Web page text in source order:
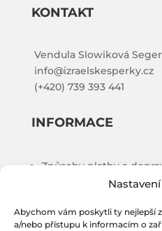
Abychom vám poskytli ty nejlepší
a/nebo přístupu k informacím o
KONTAKT
Vendula Slowiková
info@izraelskesperky.cz
(+420) 739 393 441
INFORMACE
Způsoby platby a
Obchodní podmínky
Ochrana osobních